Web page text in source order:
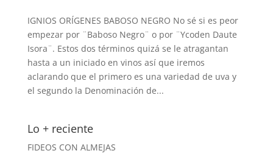
IGNIOS ORÍGENES BABOSO NEGRO No sé si es peor
empezar por ¨Baboso Negro¨ o por ¨Ycoden Daute
Isora¨. Estos dos términos quizá se le atragantan
hasta a un iniciado en vinos así que iremos
aclarando que el primero es una variedad de uva y
el segundo la Denominación de...
Lo + reciente
FIDEOS CON ALMEJAS